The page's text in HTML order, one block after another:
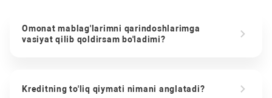
Omonat mablag'larimni qarindoshlarimga
vasiyat qilib qoldirsam bo'ladimi?
Kreditning to'liq qiymati nimani anglatadi?